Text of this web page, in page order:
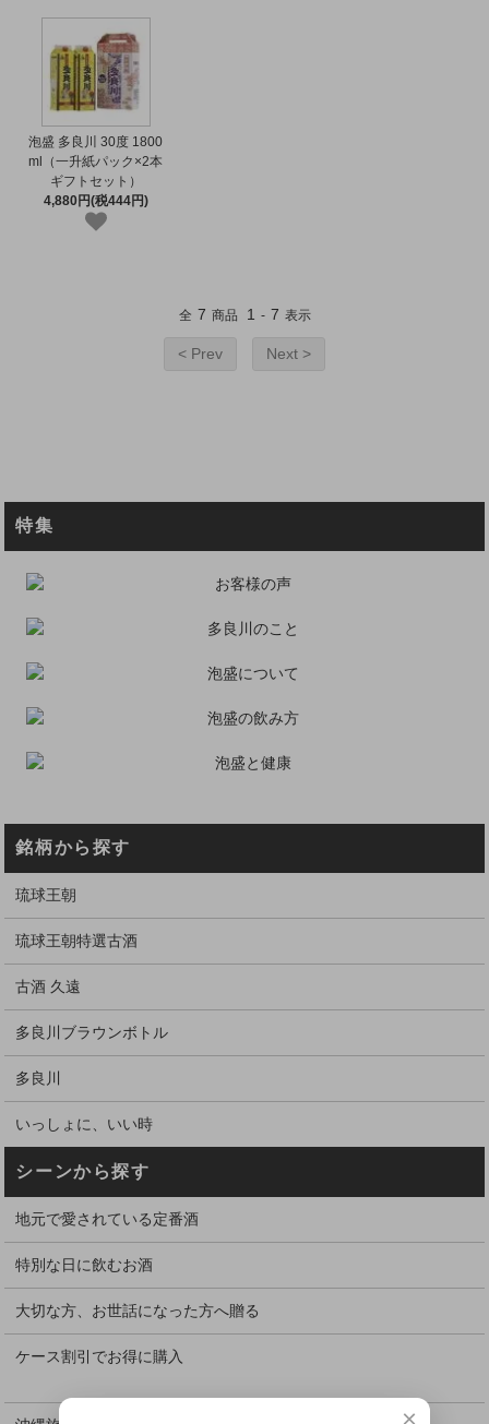
泡盛 多良川 30度 1800
ml（一升紙パック×2本
ギフトセット）
4,880円(税444円)
全 7 商品 1 - 7 表示
< Prev Next >
特集
銘柄から探す
琉球王朝
琉球王朝特選古酒
古酒 久遠
多良川ブラウンボトル
多良川
いっしょに、いい時
シーンから探す
地元で愛されている定番酒
特別な日に飲むお酒
大切な方、お世話になった方へ贈る
ケース割引でお得に購入